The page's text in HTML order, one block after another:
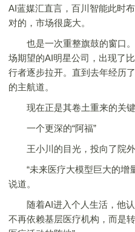
AI蓝媒汇直言，百川智能此时
对的，市场很庞大。
也是一次重整旗鼓的窗口。
场期望的AI明星公司，出现了
行者逐步拉开。直到去年经历
的主航道。
现在正是其卷土重来的关键
一个更深的“阿福”
王小川的目光，投向了院外
“未来医疗大模型巨大的增量
说道。
随着AI进入个人生活，他认
不再依赖基层医疗机构，而是